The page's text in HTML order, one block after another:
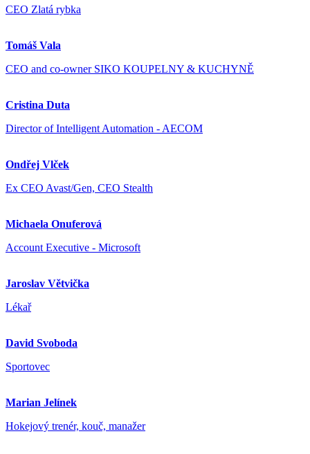
CEO Zlatá rybka
Tomáš Vala
CEO and co-owner SIKO KOUPELNY & KUCHYNĚ
Cristina Duta
Director of Intelligent Automation - AECOM
Ondřej Vlček
Ex CEO Avast/Gen, CEO Stealth
Michaela Onuferová
Account Executive - Microsoft
Jaroslav Větvička
Lékař
David Svoboda
Sportovec
Marian Jelínek
Hokejový trenér, kouč, manažer